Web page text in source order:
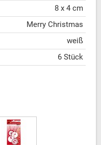
8 x 4 cm
Merry Christmas
weiß
6 Stück